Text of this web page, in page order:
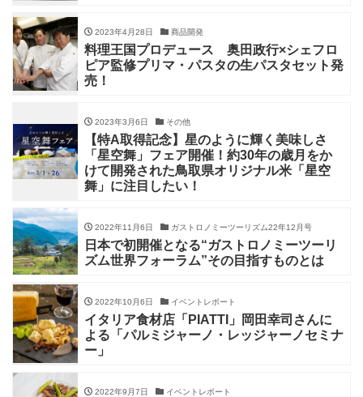
2023年4月28日 商品開発
料理王国プロデュース 奥田政行×シェフロ
ピア監修プリマ・パスタの生パスタセット発
売！
2023年3月6日 その他
【特A取得記念】星のように輝く美味しさ
「星空舞」フェア開催！約30年の歳月をか
けて開発された鳥取県オリジナル米「星空
舞」に注目したい！
2022年11月6日 ガストロノミーツーリズム22年12月号
日本で初開催となる“ガストロノミーツーリ
ズム世界フォーラム”その目指すものとは
2022年10月6日 イベントレポート
イタリア食材店「PIATTI」岡田幸司さんに
よる「パルミジャーノ・レッジャーノセミナ
ー」
2022年9月7日 イベントレポート